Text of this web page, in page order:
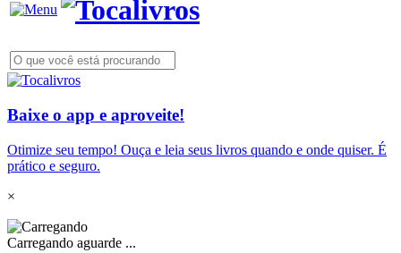
Baixe o app e aproveite!
Otimize seu tempo! Ouça e leia seus livros quando e onde quiser. É
prático e seguro.
×
Carregando aguarde ...